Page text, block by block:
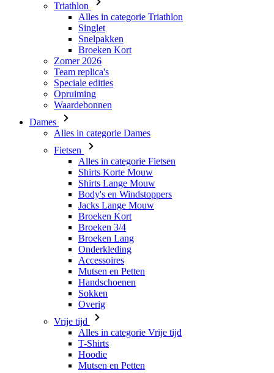
Triathlon
Alles in categorie Triathlon
Singlet
Snelpakken
Broeken Kort
Zomer 2026
Team replica's
Speciale edities
Opruiming
Waardebonnen
Dames
Alles in categorie Dames
Fietsen
Alles in categorie Fietsen
Shirts Korte Mouw
Shirts Lange Mouw
Body's en Windstoppers
Jacks Lange Mouw
Broeken Kort
Broeken 3/4
Broeken Lang
Onderkleding
Accessoires
Mutsen en Petten
Handschoenen
Sokken
Overig
Vrije tijd
Alles in categorie Vrije tijd
T-Shirts
Hoodie
Mutsen en Petten